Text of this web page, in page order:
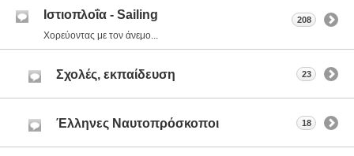
Ιστιοπλοΐα - Sailing
Χορεύοντας με τον άνεμο...
208
Σχολές, εκπαίδευση 23
Έλληνες Ναυτοπρόσκοποι 18